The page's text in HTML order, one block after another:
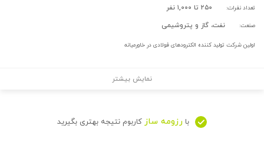
تعداد نفرات: ۲۵۰ تا ۱,۰۰۰ نفر
صنعت: نفت، گاز و پتروشیمی
اولین شرکت تولید کننده الکترودهای فولادی در خاورمیانه
نمایش بیشتر
با رزومه ساز کاربوم نتیجه بهتری بگیرید